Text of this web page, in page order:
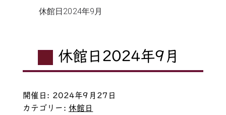
休館日2024年9月
休館日2024年9月
開催日: 2024年9月27日
カテゴリー: 休館日